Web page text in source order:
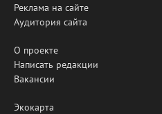
Реклама на сайте
Аудитория сайта
О проекте
Написать редакции
Вакансии
Экокарта